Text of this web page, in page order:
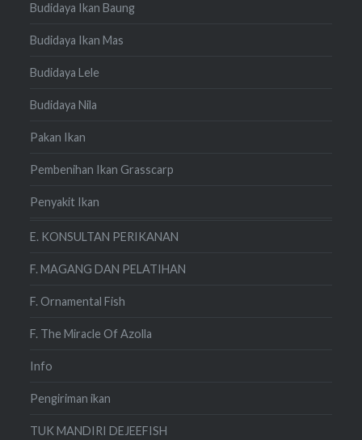
Budidaya Ikan Baung
Budidaya Ikan Mas
Budidaya Lele
Budidaya Nila
Pakan Ikan
Pembenihan Ikan Grasscarp
Penyakit Ikan
E. KONSULTAN PERIKANAN
F. MAGANG DAN PELATIHAN
F. Ornamental Fish
F. The Miracle Of Azolla
Info
Pengiriman ikan
TUK MANDIRI DEJEEFISH